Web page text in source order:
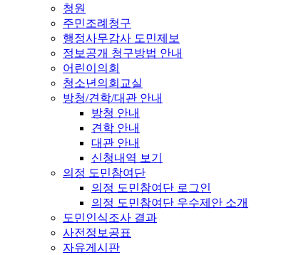
청원
주민조례청구
행정사무감사 도민제보
정보공개 청구방법 안내
어린이의회
청소년의회교실
방청/견학/대관 안내
방청 안내
견학 안내
대관 안내
신청내역 보기
의정 도민참여단
의정 도민참여단 로그인
의정 도민참여단 우수제안 소개
도민인식조사 결과
사전정보공표
자유게시판